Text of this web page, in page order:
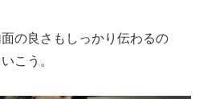
の良さもしっかり伝わるの
こう。